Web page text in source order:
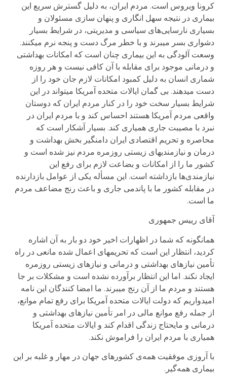
کرونا ویروس است. مردم ایران، به دلیل گسترش سریع این
بیماری در نتیجه سهل انگاری و پنهان سازی مسئولان و
بسیاری نارسایی‌های سیاسی و مدیریتی، در شرایط بسیار
دشواری بسر میبرند و با خطر مرگ دست و پنجه نرم میکنند.
وسعت آلودگی به این بیماری چنان است که امکانات بهداشتی
و درمانی موجود برای مقابله با آن کافی نیست و هر روزه
شماری انسان به دلیل کمبود امکانات لازم جان خود را از
دست میدهند. بی گمان ایالات متحده آمریکا میتواند در این
شرایط بسیار سخت خود را در کنار مردم ایران که دوستان
واقعی مردم آمریکا هستند احساس کند و با مردم ایران در
نبرد با مصیبت جاری همیاری کند. بسیار آشکار است که
محاصره و تحریم اقتصادی ایران دامنگیر بخش بهداشت و
درمان و نیازمندیهای زیستی روزمره مردم نیز شده است و
کشور ما را از امکانات و بضاعت لازم برای رفع این
نیازمندی‌ها بازداشته است. این مسأله یکی از عوامل بازدارنده
در مقابله کشور ما با پاندمی جاری و باعث رنج مضاعف مردم
ما است.
آقای رییس جمهوری
همانگونه که شما در اظهارات اخیر خود دو بار به آن اشاره
کردید، انتظار این است که تحریمهای اعمال شده مانعی در راه
تأمین نیازهای بهداشتی و درمانی و نیازهای زیستی روزمره
ایجاد نکند. اما این انتظار برآورده نشده است و مشکلات بر جا
هستند و مردم ما از آن رنج میبرند. ما امضا کنندگان این نامه
امیدواریم که دولت ایالات متحده آمریکا برای رفع تمام موانع،
از جمله رفع موانع مالی در امر تأمین نیازهای بهداشتی و
درمانی و مایحتاج زندگی اقدام کند و ایالات متحده آمریکا
همیاری با مردم ایران را فراموش نکند.
با آروزی موفقیت همه‌ی کشورهای جهان در مهار و غلبه بر این
بیماری همه‌گیر.